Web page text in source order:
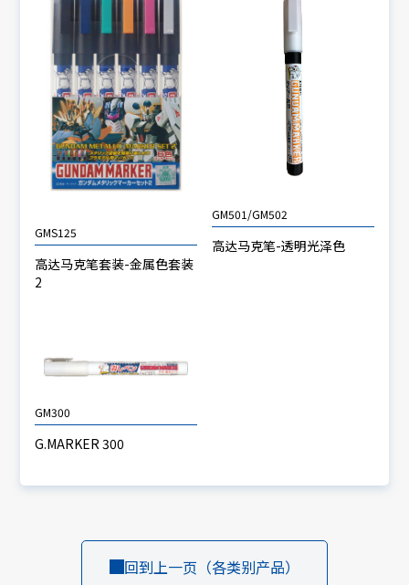
GMS125
高达马克笔套装-金属色套装
2
GM501/GM502
高达马克笔-透明光泽色
GM300
G.MARKER 300
回到上一页（各类别产品）